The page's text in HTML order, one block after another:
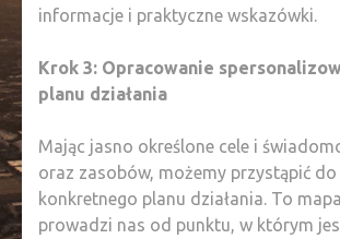
informacje i praktyczne wskazówki.
Krok 3: Opracowanie
planu działania
Mając jasno określone cele i
oraz zasobów, możemy przystąpić
konkretnego planu działania. To
prowadzi nas od punktu, w którym